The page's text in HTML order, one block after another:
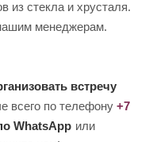
из стекла и хрусталя.
менеджерам.
встречу
всего по телефону +7
WhatsApp или